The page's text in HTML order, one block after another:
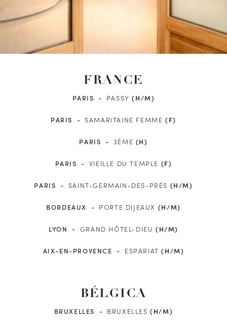
FRANCE
PARIS PASSY(H/M)
PARIS SAMARITAINE FEMME(F)
PARIS 3ÈME (H)
PARIS VIEILLE DU TEMPLE (F)
PARIS SAINT-GERMAIN-DES-PRÉS (H/M)
BORDEAUX PORTE DIJEAUX (H/M)
LYON GRAND HÔTEL-DIEU (H/M)
AIX-EN-PROVENCE ESPARIAT(H/M)
BÉLGICA
BRUXELLES BRUXELLES(H/M)